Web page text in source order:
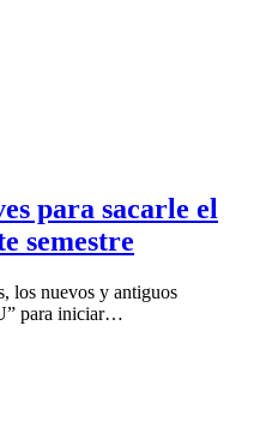
para sacarle el
semestre
los nuevos y antiguos
para iniciar…